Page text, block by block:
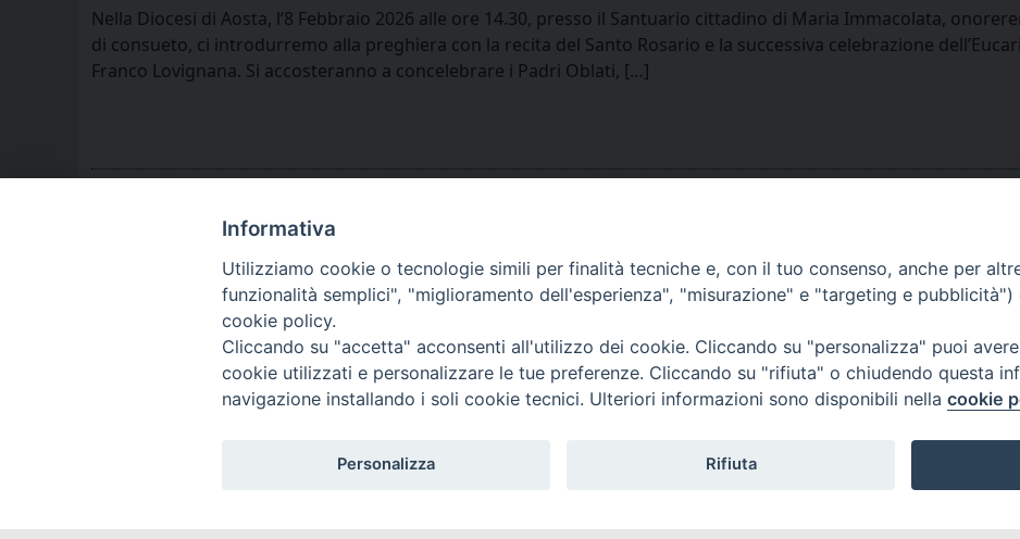
Nella Diocesi di Aosta, l’8 Febbraio 2026 alle ore 14.30, presso il Santuario cittadino di Maria Immacolata,
di consueto, ci introdurremo alla preghiera con la recita del Santo Rosario e la successiva celebrazione
Franco Lovignana. Si accosteranno a concelebrare i Padri Oblati, […]
Informativa
Utilizziamo cookie o tecnologie simili per finalità tecniche e, con il tuo consenso, anche per
funzionalità semplici", "miglioramento dell'esperienza", "misurazione" e "targeting e
cookie policy.
Cliccando su "accetta" acconsenti all'utilizzo dei cookie. Cliccando su "personalizza" puoi
cookie utilizzati e personalizzare le tue preferenze. Cliccando su "rifiuta" o chiudendo questa
navigazione installando i soli cookie tecnici. Ulteriori informazioni sono disponibili nella cookie
Personalizza Rifiuta